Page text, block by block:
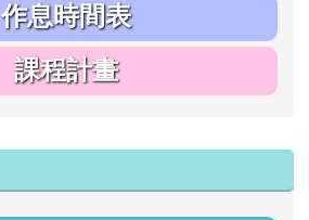
作息時間表
課程計畫